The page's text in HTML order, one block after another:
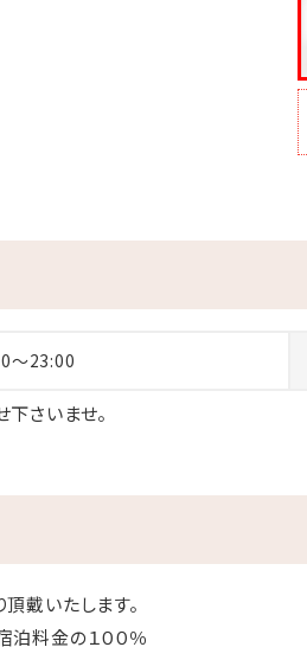
～23:00
さいませ。
戴いたします。
の１００％